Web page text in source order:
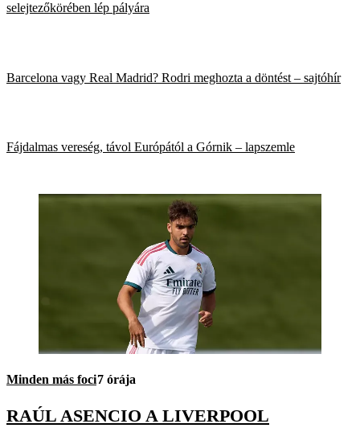
selejtezőkörében lép pályára
Barcelona vagy Real Madrid? Rodri meghozta a döntést – sajtóhír
Fájdalmas vereség, távol Európától a Górnik – lapszemle
Minden más foci7 órája
RAÚL ASENCIO A LIVERPOOL